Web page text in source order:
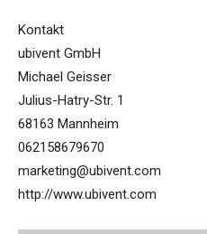
Kontakt
ubivent GmbH
Michael Geisser
Julius-Hatry-Str. 1
68163 Mannheim
062158679670
marketing@ubivent.com
http://www.ubivent.com